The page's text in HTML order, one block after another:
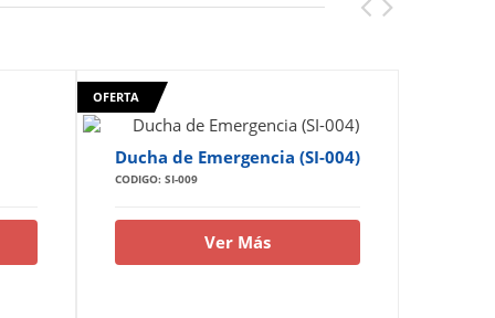
OFERTA
Ducha de Emergencia (SI-004)
CODIGO: SI-009
Ver Más